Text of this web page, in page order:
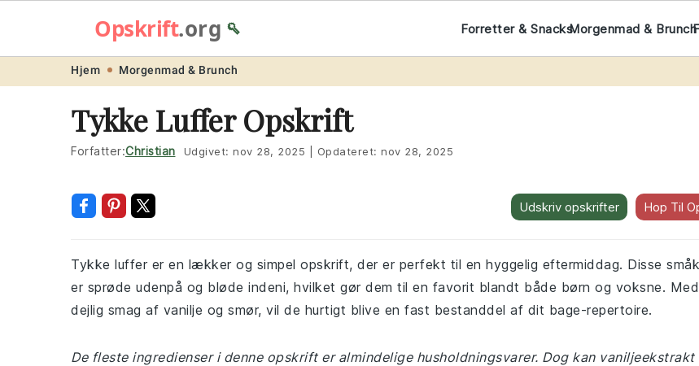
navigation
content
Opskrift.org🥄 Forretter & SnacksMorgenmad & Brunch
Hjem Morgenmad & Brunch
Tykke Luffer Opskrift
Forfatter:Christian Udgivet: nov 28, 2025 Opdateret: nov 28, 2025
Udskriv opskrifter Hop Til
Tykke luffer er en lækker og simpel opskrift, der er perfekt til en hyggelig eftermiddag. Disse
er sprøde udenpå og bløde indeni, hvilket gør dem til en favorit blandt både børn og voksne.
dejlig smag af vanilje og smør, vil de hurtigt blive en fast bestanddel af dit bage-repertoire.
De fleste ingredienser i denne opskrift er almindelige husholdningsvarer. Dog kan